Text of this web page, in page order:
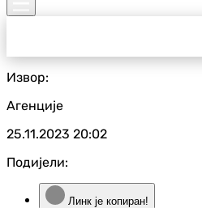
Извор:
Агенције
25.11.2023 20:02
Подијели:
Линк је копиран!